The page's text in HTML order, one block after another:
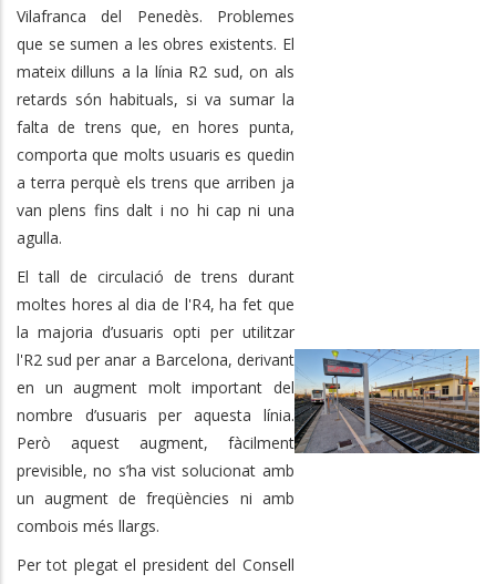
Vilafranca del Penedès. Problemes
que se sumen a les obres existents. El
mateix dilluns a la línia R2 sud, on als
retards són habituals, si va sumar la
falta de trens que, en hores punta,
comporta que molts usuaris es quedin
a terra perquè els trens que arriben ja
van plens fins dalt i no hi cap ni una
agulla.
El tall de circulació de trens durant
moltes hores al dia de l'R4, ha fet que
la majoria d’usuaris opti per utilitzar
l'R2 sud per anar a Barcelona, derivant
en un augment molt important del
nombre d’usuaris per aquesta línia.
Però aquest augment, fàcilment
previsible, no s’ha vist solucionat amb
un augment de freqüències ni amb
combois més llargs.
Per tot plegat el president del Consell